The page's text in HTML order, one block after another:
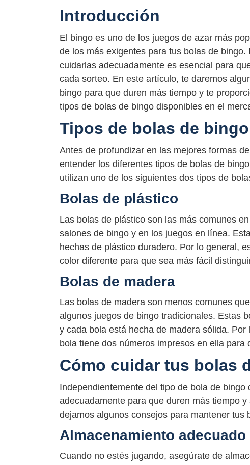
Introducción
El bingo es uno de los juegos de azar más
de los más exigentes para tus bolas de
cuidarlas adecuadamente es esencial para
cada sorteo. En este artículo, te daremos
bingo para que duren más tiempo y te
tipos de bolas de bingo disponibles en el
Tipos de bolas de bingo
Antes de profundizar en las mejores formas
entender los diferentes tipos de bolas de
utilizan uno de los siguientes dos tipos de
Bolas de plástico
Las bolas de plástico son las más comunes
salones de bingo y en los juegos en línea.
hechas de plástico duradero. Por lo general,
color diferente para que sea más fácil
Bolas de madera
Las bolas de madera son menos comunes
algunos juegos de bingo tradicionales. Estas
y cada bola está hecha de madera sólida.
bola tiene dos números impresos en ella para
Cómo cuidar tus bolas
Independientemente del tipo de bola de
adecuadamente para que duren más tiempo
dejamos algunos consejos para mantener tus
Almacenamiento adecuado
Cuando no estés jugando, asegúrate de